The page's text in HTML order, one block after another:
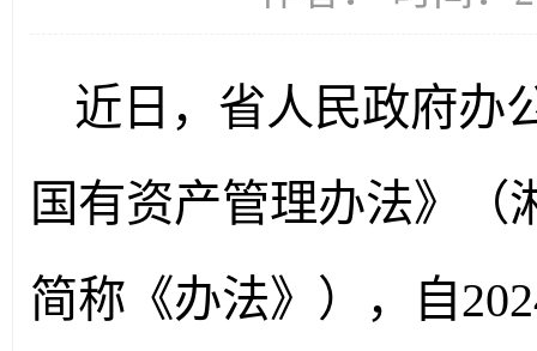
近日，省人民政府办
国有资产管理办法》（
简称《办法》），自